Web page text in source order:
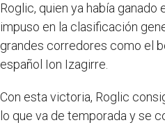
Roglic, quien ya había ganado
impuso en la clasificación
grandes corredores como el
español Ion Izagirre.
Con esta victoria, Roglic
lo que va de temporada y se